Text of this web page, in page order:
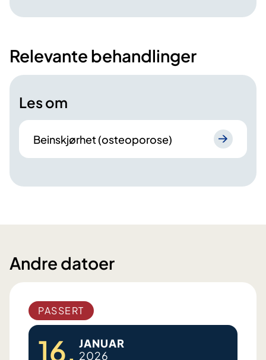
Relevante behandlinger
Les om
Beinskjørhet (osteoporose)
Andre datoer
PASSERT
16. JANUAR
2026